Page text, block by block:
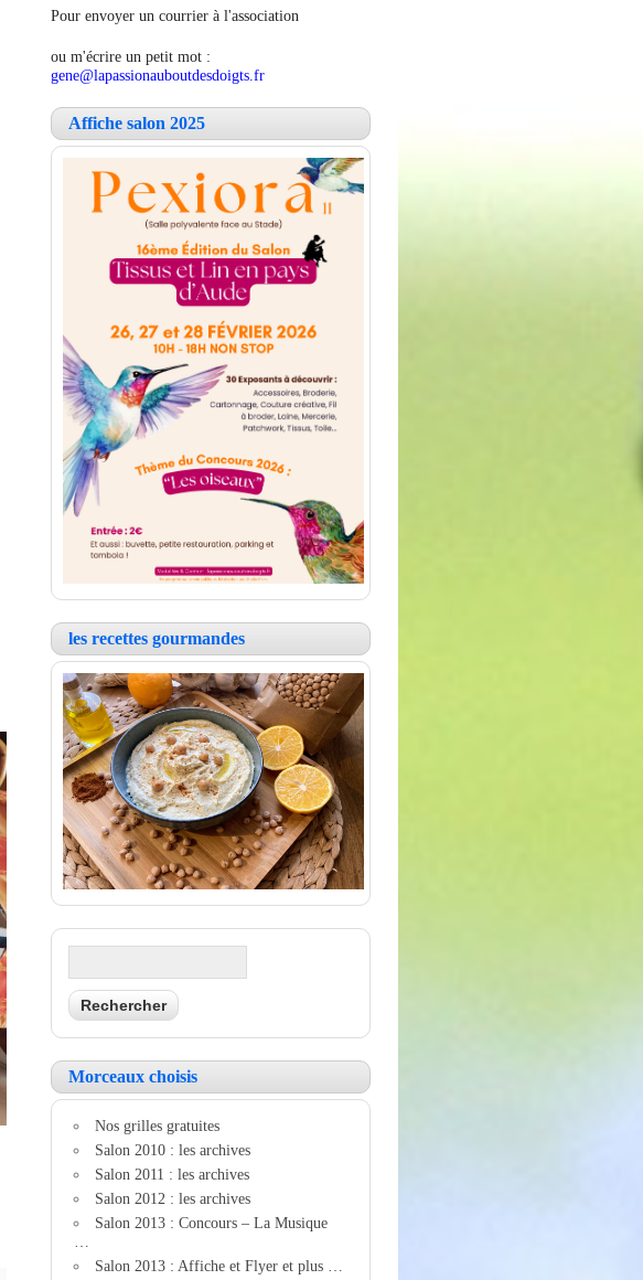
Pour envoyer un courrier à l'association
ou m'écrire un petit mot :
gene@lapassionauboutdesdoigts.fr
Affiche salon 2025
les recettes gourmandes
Morceaux choisis
Nos grilles gratuites
Salon 2010 : les archives
Salon 2011 : les archives
Salon 2012 : les archives
Salon 2013 : Concours – La Musique
Salon 2013 : Affiche et Flyer et plus …